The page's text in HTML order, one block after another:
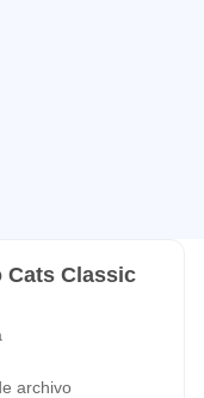
Cats Classic
archivo